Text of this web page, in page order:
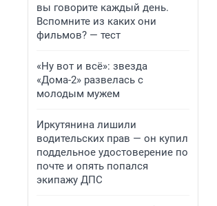
вы говорите каждый день.
Вспомните из каких они
фильмов? — тест
«Ну вот и всё»: звезда
«Дома-2» развелась с
молодым мужем
Иркутянина лишили
водительских прав — он купил
поддельное удостоверение по
почте и опять попался
экипажу ДПС